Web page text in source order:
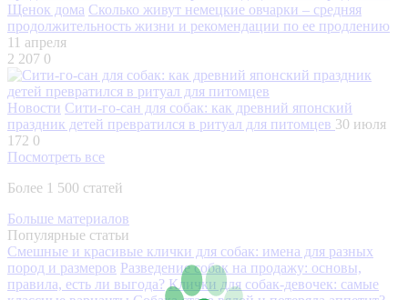
Щенок дома Сколько живут немецкие овчарки – средняя
продолжительность жизни и рекомендации по ее продлению
11 апреля
2 207 0
Новости Сити-го-сан для собак: как древний японский
праздник детей превратился в ритуал для питомцев 30 июля
172 0
Посмотреть все
Более 1 500 статей
Больше материалов
Популярные статьи
Смешные и красивые клички для собак: имена для разных
пород и размеров Разведение собак на продажу: основы,
правила, есть ли выгода? Клички для собак-девочек: самые